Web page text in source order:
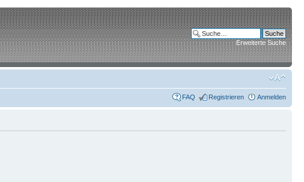
Erweiterte Suche
FAQ Registrieren Anmelden